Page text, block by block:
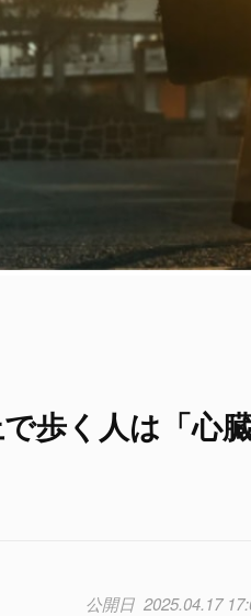
歩く人は「心
2025.04.17